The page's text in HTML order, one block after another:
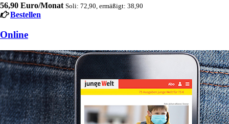
56,90 Euro/Monat Soli: 72,90, ermäßigt: 38,90
Bestellen
Online